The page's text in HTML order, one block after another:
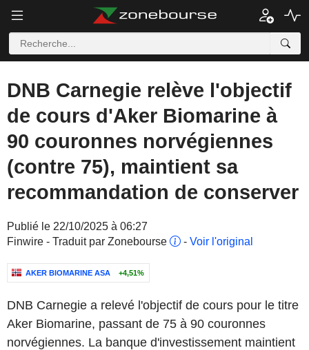
DNB Carnegie relève l'objectif
de cours d'Aker Biomarine à
90 couronnes norvégiennes
(contre 75), maintient sa
recommandation de conserver
Publié le 22/10/2025 à 06:27
Finwire - Traduit par Zonebourse
- Voir l'original
AKER BIOMARINE ASA +4,51%
DNB Carnegie a relevé l'objectif de cours pour le titre
Aker Biomarine, passant de 75 à 90 couronnes
norvégiennes. La banque d'investissement maintient